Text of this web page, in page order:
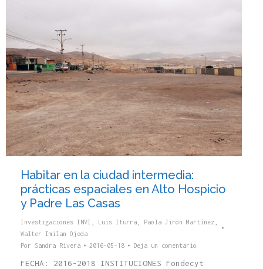
Habitar en la ciudad intermedia:
prácticas espaciales en Alto Hospicio
y Padre Las Casas
Investigaciones INVI Luis Iturra Paola Jirón Martínez
Walter Imilan Ojeda
Por Sandra Rivera 2016-05-18 Deja un comentario
FECHA: 2016-2018 INSTITUCIONES Fondecyt